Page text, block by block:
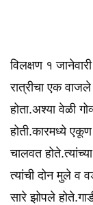
विलक्षण १
रात्रीचा एक
होता.अश्या वेळी
होती.कारमध्ये
चालवत
त्यांची दोन मुले व
सारे झोपले